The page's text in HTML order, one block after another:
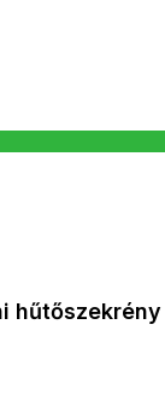
hűtőszekrény